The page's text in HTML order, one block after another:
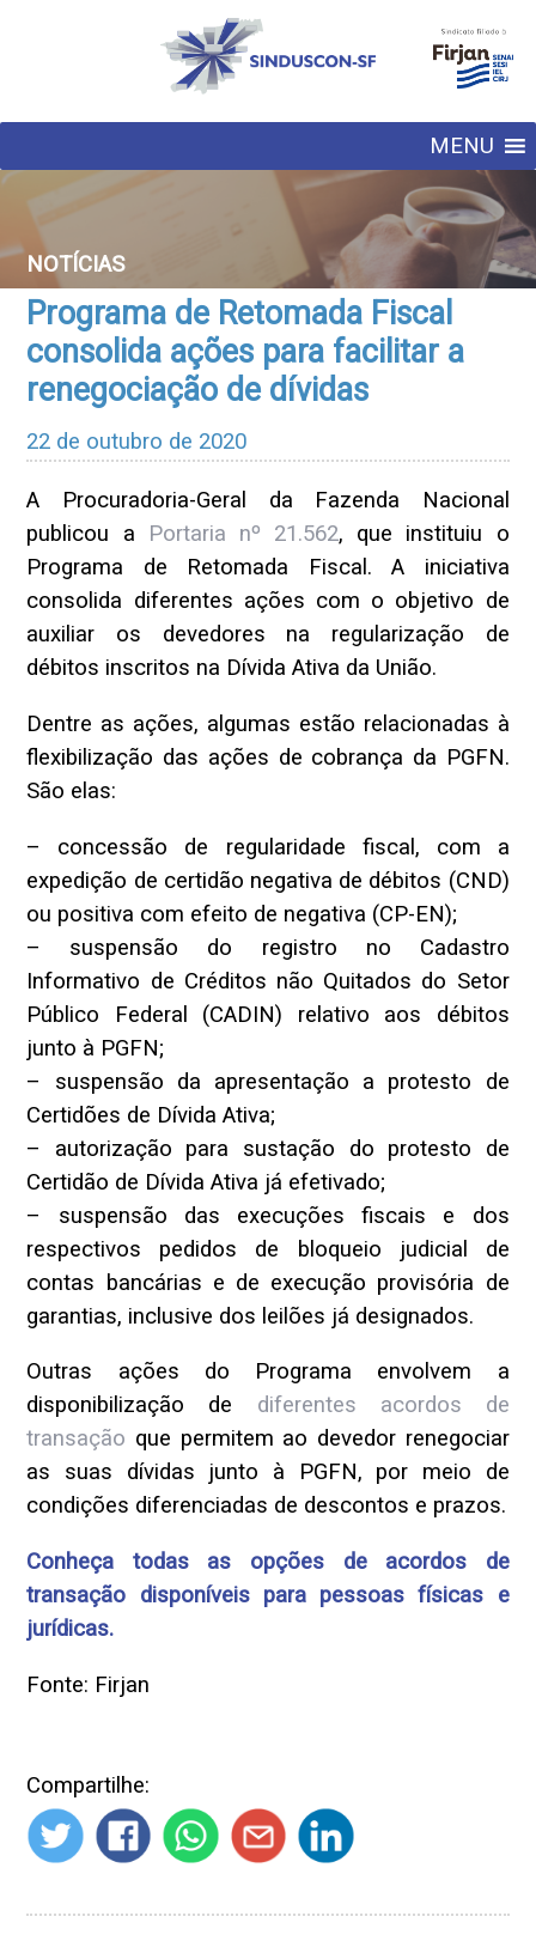
MENU
NOTÍCIAS
Programa de Retomada Fiscal
consolida ações para facilitar a
renegociação de dívidas
22 de outubro de 2020
A Procuradoria-Geral da Fazenda Nacional
publicou a
Portaria nº 21.562, que instituiu o
Programa de Retomada Fiscal. A iniciativa
consolida diferentes ações com o objetivo de
auxiliar os devedores na regularização de
débitos inscritos na Dívida Ativa da União.
Dentre as ações, algumas estão relacionadas à
flexibilização das ações de cobrança da PGFN.
São elas:
– concessão de regularidade fiscal, com a
expedição de certidão negativa de débitos (CND)
ou positiva com efeito de negativa (CP-EN);
– suspensão do registro no Cadastro
Informativo de Créditos não Quitados do Setor
Público Federal (CADIN) relativo aos débitos
junto à PGFN;
– suspensão da apresentação a protesto de
Certidões de Dívida Ativa;
– autorização para sustação do protesto de
Certidão de Dívida Ativa já efetivado;
– suspensão das execuções fiscais e dos
respectivos pedidos de bloqueio judicial de
contas bancárias e de execução provisória de
garantias, inclusive dos leilões já designados.
Outras ações do Programa envolvem a
disponibilização de diferentes acordos de
transação que permitem ao devedor renegociar
as suas dívidas junto à PGFN, por meio de
condições diferenciadas de descontos e prazos.
Conheça todas as opções de acordos de
transação disponíveis para pessoas físicas e
jurídicas.
Fonte: Firjan
Compartilhe: